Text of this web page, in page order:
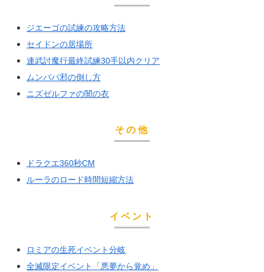
ジエーゴの試練の攻略方法
セイドンの居場所
連武討魔行最終試練30手以内クリア
ムンババ邪の倒し方
ニズゼルファの闇の衣
その他
ドラクエ360秒CM
ルーラのロード時間短縮方法
イベント
ロミアの生死イベント分岐
全滅限定イベント「悪夢から覚め」